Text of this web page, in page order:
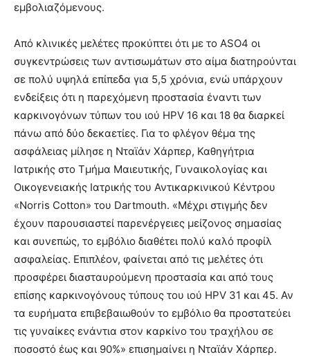
εμβολιαζόμενους.
Από κλινικές μελέτες προκύπτει ότι με το ASO4 οι
συγκεντρώσεις των αντισωμάτων στο αίμα διατηρούνται
σε πολύ υψηλά επίπεδα για 5,5 χρόνια, ενώ υπάρχουν
ενδείξεις ότι η παρεχόμενη προστασία έναντι των
καρκινογόνων τύπων του ιού ΗPV 16 και 18 θα διαρκεί
πάνω από δύο δεκαετίες. Για το φλέγον θέμα της
ασφάλειας μίλησε η Νταϊάν Χάρπερ, Καθηγήτρια
Ιατρικής στο Τμήμα Μαιευτικής, Γυναικολογίας και
Οικογενειακής Ιατρικής του Αντικαρκινικού Κέντρου
«Norris Cotton» του Dartmouth. «Μέχρι στιγμής δεν
έχουν παρουσιαστεί παρενέργειες μείζονος σημασίας
και συνεπώς, το εμβόλιο διαθέτει πολύ καλό προφίλ
ασφαλείας. Επιπλέον, φαίνεται από τις μελέτες ότι
προσφέρει διασταυρούμενη προστασία και από τους
επίσης καρκινογόνους τύπους του ιού ΗPV 31 και 45. Αν
τα ευρήματα επιβεβαιωθούν το εμβόλιο θα προστατεύει
τις γυναίκες ενάντια στον καρκίνο του τραχήλου σε
ποσοστό έως και 90%» επισημαίνει η Νταϊάν Χάρπερ.